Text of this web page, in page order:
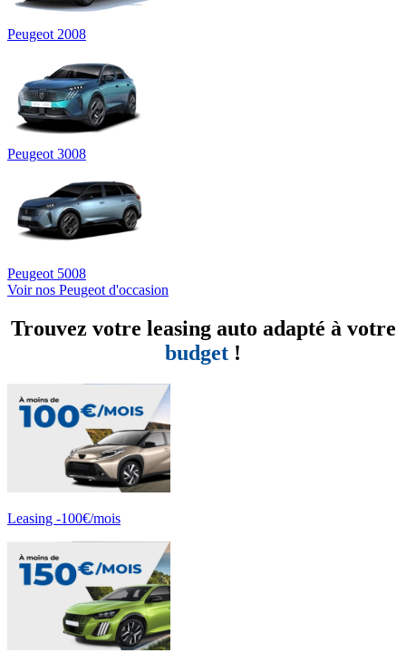
Peugeot 2008
Peugeot 3008
Peugeot 5008
Voir nos Peugeot d'occasion
Trouvez votre leasing auto adapté à votre
budget !
Leasing -100€/mois